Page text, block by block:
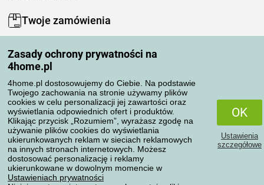
Zasady ochrony prywatności na
4home.pl
4home.pl dostosowujemy do Ciebie. Na podstawie
Twojego zachowania na stronie używamy plików
cookies w celu personalizacji jej zawartości oraz
wyświetlania odpowiednich ofert i produktów.
Klikając przycisk „Rozumiem”, wyrażasz zgodę na
używanie plików cookies do wyświetlania
ukierunkowanych reklam w sieciach reklamowych
na innych stronach internetowych. Możesz
dostosować personalizację i reklamy
ukierunkowane w dowolnym momencie w
Ustawieniach prywatności
OK
Ustawienia
szczegółowe
Twoje zamówienia
Moje zamówienia
Reklamacje
Odstąpienie od umowy
Zasady przetwarzania recenzji
Sposoby transportu
Metody płatności